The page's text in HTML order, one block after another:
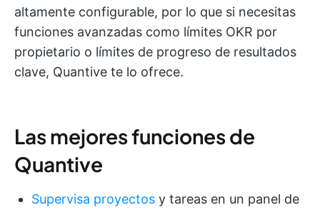
altamente configurable, por lo que si necesitas
funciones avanzadas como límites OKR por
propietario o límites de progreso de resultados
clave, Quantive te lo ofrece.
Las mejores funciones de
Quantive
Supervisa proyectos y tareas en un panel de